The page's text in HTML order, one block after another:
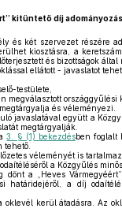
kitüntető díj
és két szervezet részére
kiosztásra, a
és bizottságok
ellátott - javaslatot
testülete,
megválasztott országgyűlési
és véleményezi.
javaslatával együtt a
megtárgyalják.
a3. § (1) bekezdésben foglalt
tehető.
véleményét is
a Közgyűlés
a „Heves
határidejéről, a díj
oklevél kerül átadásra. Az